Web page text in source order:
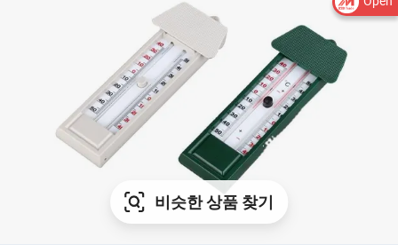
비슷한 상품 찾기